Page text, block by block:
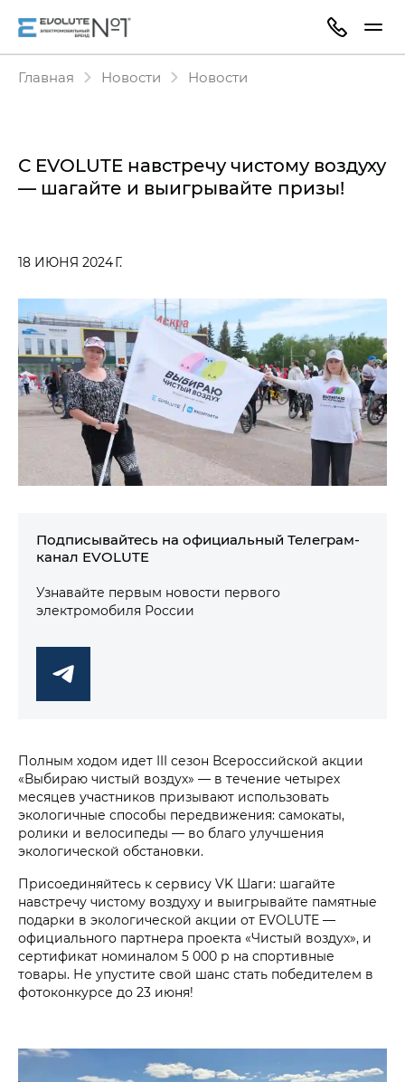
Главная Новости Новости
С EVOLUTE навстречу чистому воздуху
— шагайте и выигрывайте призы!
18 ИЮНЯ 2024 Г.
Подписывайтесь на официальный Телеграм-
канал EVOLUTE
Узнавайте первым новости первого
электромобиля России
Полным ходом идет III сезон Всероссийской акции
«Выбираю чистый воздух» — в течение четырех
месяцев участников призывают использовать
экологичные способы передвижения: самокаты,
ролики и велосипеды — во благо улучшения
экологической обстановки.
Присоединяйтесь к сервису VK Шаги: шагайте
навстречу чистому воздуху и выигрывайте памятные
подарки в экологической акции от EVOLUTE —
официального партнера проекта «Чистый воздух», и
сертификат номиналом 5 000 р на спортивные
товары. Не упустите свой шанс стать победителем в
фотоконкурсе до 23 июня!